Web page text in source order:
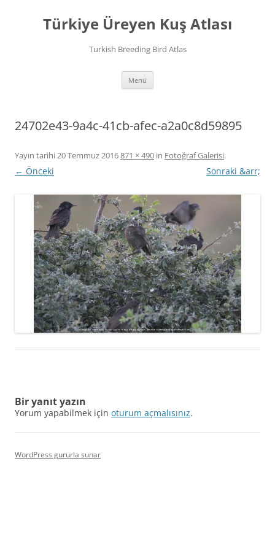
Türkiye Üreyen Kuş Atlası
Turkish Breeding Bird Atlas
Menü
24702e43-9a4c-41cb-afec-a2a0c8d59895
Yayın tarihi20 Temmuz 2016871 × 490 in Fotoğraf Galerisi.
← Önceki Sonraki &arr;
Bir yanıt yazın
Yorum yapabilmek için oturum açmalısınız.
WordPress gururla sunar